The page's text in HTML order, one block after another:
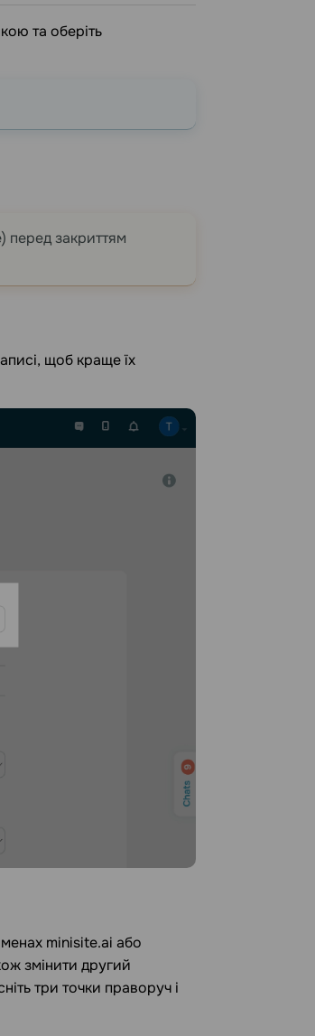
та оберіть
перед закриттям
щоб краще їх
minisite.ai або
змінити другий
три точки праворуч і